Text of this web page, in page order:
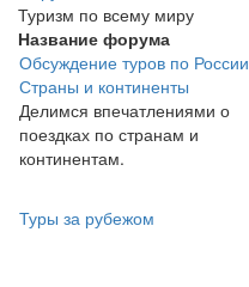
Туризм по всему миру
Название форума
Обсуждение туров по России
Страны и континенты
Делимся впечатлениями о
поездках по странам и
континентам.
Туры за рубежом